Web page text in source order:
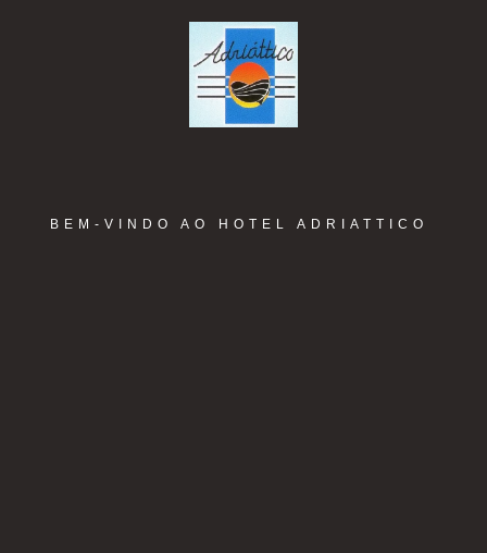
BEM-VINDO AO HOTEL ADRIATTICO